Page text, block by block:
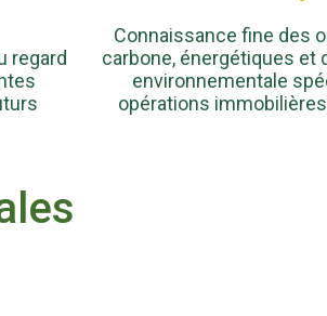
regard
Connaissance fine des
carbone, énergétiques et
environnementale
opérations immobilières